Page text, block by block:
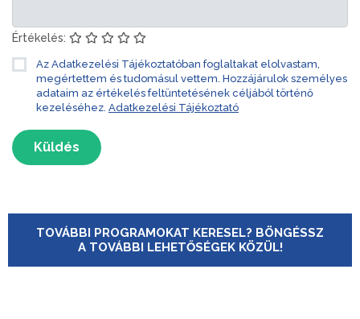
Értékelés:
Az Adatkezelési Tájékoztatóban foglaltakat elolvastam,
megértettem és tudomásul vettem. Hozzájárulok személyes
adataim az értékelés feltüntetésének céljából történő
kezeléséhez. Adatkezelési Tájékoztató
Küldés
TOVÁBBI PROGRAMOKAT KERESEL? BÖNGÉSSZ
A TOVÁBBI LEHETŐSÉGEK KÖZÜL!